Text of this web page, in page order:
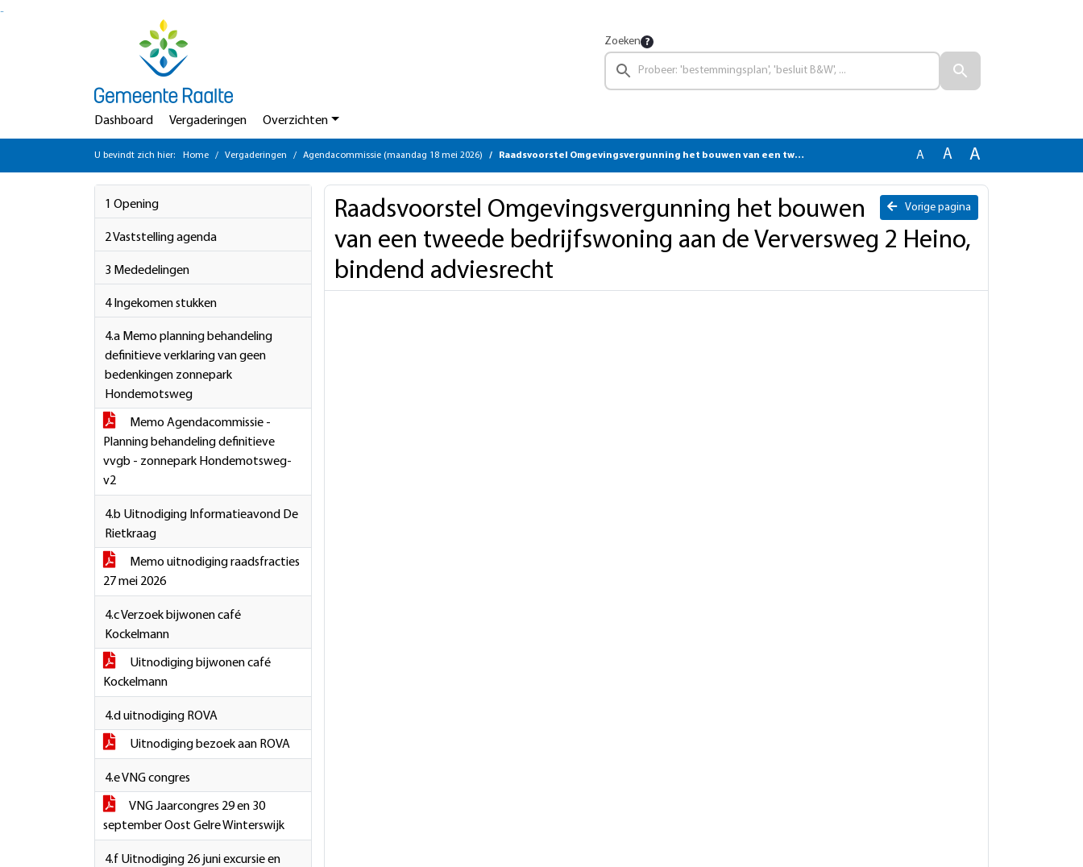
Ga naar de inhoud van deze pagina
Zoeken
Dashboard Vergaderingen Overzichten
U bevindt zich hier: Home Vergaderingen Agendacommissie (maandag 18 mei 2026) Raadsvoorstel Omgevingsvergunning het bouwen van een tweede bedrijfswoning aan de Verversweg 2 Heino, bindend adviesrecht A A A
1 Opening
2 Vaststelling agenda
3 Mededelingen
4 Ingekomen stukken
4.a Memo planning behandeling
definitieve verklaring van geen
bedenkingen zonnepark
Hondemotsweg
Memo Agendacommissie -
Planning behandeling definitieve
vvgb - zonnepark Hondemotsweg-
v2
4.b Uitnodiging Informatieavond De
Rietkraag
Memo uitnodiging raadsfracties
27 mei 2026
4.c Verzoek bijwonen café
Kockelmann
Uitnodiging bijwonen café
Kockelmann
4.d uitnodiging ROVA
Uitnodiging bezoek aan ROVA
4.e VNG congres
VNG Jaarcongres 29 en 30
september Oost Gelre Winterswijk
4.f Uitnodiging 26 juni excursie en
Vorige pagina
Raadsvoorstel Omgevingsvergunning het bouwen
van een tweede bedrijfswoning aan de Verversweg 2 Heino,
bindend adviesrecht